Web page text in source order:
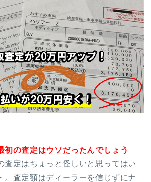
初の査定はウソだったんでしょう
査定はちょっと怪しいと思ってはい
。査定額はディーラーを信じずにナ